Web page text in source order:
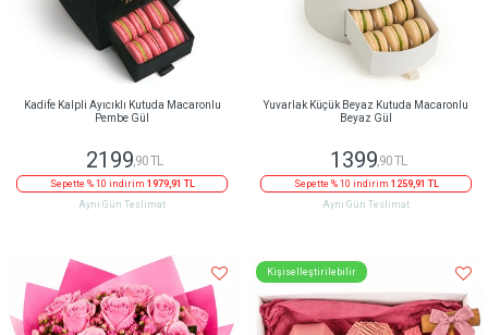
Kadife Kalpli Ayıcıklı Kutuda Macaronlu
Pembe Gül
2199,90 TL
Sepette % 10 indirim 1979,91 TL
Aynı Gün Teslimat
Yuvarlak Küçük Beyaz Kutuda Macaronlu
Beyaz Gül
1399,90 TL
Sepette % 10 indirim 1259,91 TL
Aynı Gün Teslimat
Kişiselleştirilebilir